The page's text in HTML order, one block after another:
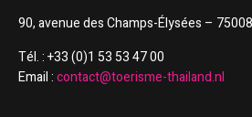
90, avenue des Champs-Élysées –
Tél. : +33 (0)1 53 53 47 00
Email :contact@toerisme-thailand.nl